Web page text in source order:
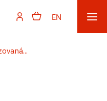
EN